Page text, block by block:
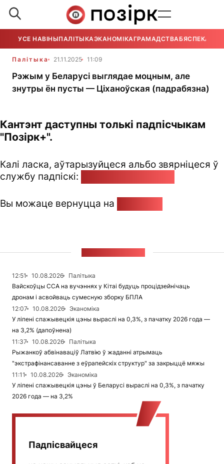
УСЕ НАВІНЫПАЛІТЫКАЭКАНОМІКАГРАМАДСТВАБЯСПЕКА
Палітыка 21.11.2025 11:09
Рэжым у Беларусі выглядае моцным, але
знутры ён пусты — Ціханоўская (падрабязна)
Кантэнт даступны толькі падпісчыкам
"Позірк+".
Калі ласка, аўтарызуйцеся альбо звярніцеся ў
службу падпіскі:
Вы можаце вернуцца на
12:51 10.08.2026
Палітыка
Вайскоўцы ССА на вучэннях у Кітаі будуць процідзейнічаць
дронам і асвойваць сумесную зборку БПЛА
12:07
10.08.2026
Эканоміка
У ліпені спажывецкія цэны выраслі на 0,3%, з пачатку 2026 года —
на 3,2% (дапоўнена)
11:37
10.08.2026
Палітыка
Рыжанкоў абвінаваціў Латвію ў жаданні атрымаць
"экстрафінансаванне з еўрапейскіх структур" за закрыццё мяжы
11:11
10.08.2026
Эканоміка
У ліпені спажывецкія цэны ў Беларусі выраслі на 0,3%, з пачатку
2026 года — на 3,2%
Падпісвайцеся